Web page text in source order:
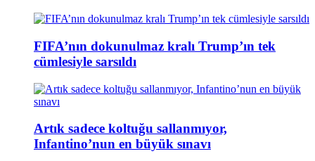
FIFA’nın dokunulmaz kralı Trump’ın tek
cümlesiyle sarsıldı
Artık sadece koltuğu sallanmıyor,
Infantino’nun en büyük sınavı